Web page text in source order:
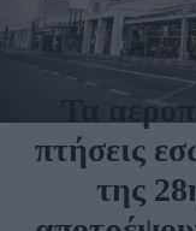
Τα
πτήσεις
της